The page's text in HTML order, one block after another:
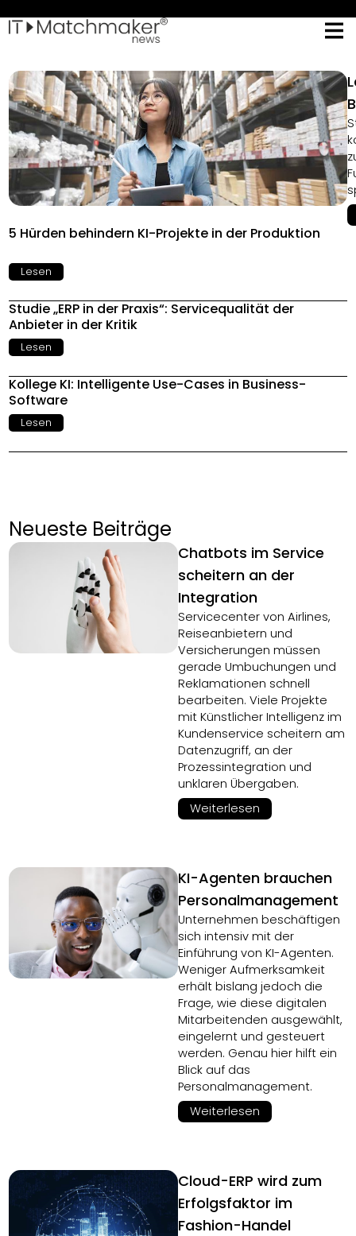
5 Hürden behindern KI-Projekte in der Produktion
Lesen
Studie „ERP in der Praxis“: Servicequalität der
Anbieter in der Kritik
Lesen
Kollege KI: Intelligente Use-Cases in Business-
Software
Lesen
Neueste Beiträge
Chatbots im Service
scheitern an der
Integration
Servicecenter von Airlines,
Reiseanbietern und
Versicherungen müssen
gerade Umbuchungen und
Reklamationen schnell
bearbeiten. Viele Projekte
mit Künstlicher Intelligenz im
Kundenservice scheitern am
Datenzugriff, an der
Prozessintegration und
unklaren Übergaben.
Weiterlesen
KI-Agenten brauchen
Personalmanagement
Unternehmen beschäftigen
sich intensiv mit der
Einführung von KI-Agenten.
Weniger Aufmerksamkeit
erhält bislang jedoch die
Frage, wie diese digitalen
Mitarbeitenden ausgewählt,
eingelernt und gesteuert
werden. Genau hier hilft ein
Blick auf das
Personalmanagement.
Weiterlesen
Cloud-ERP wird zum
Erfolgsfaktor im
Fashion-Handel